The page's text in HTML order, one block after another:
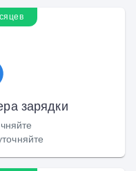
зарядки